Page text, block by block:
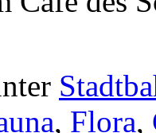
, Flora,